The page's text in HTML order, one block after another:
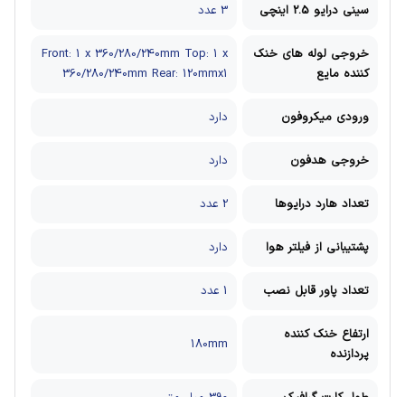
سینی درایو 2.5 اینچی 3 عدد
خروجی لوله های خنک
کننده مایع
Front: 1 x 360/280/240mm Top: 1 x
360/280/240mm Rear: 120mmx1
ورودی میکروفون دارد
خروجی هدفون دارد
تعداد هارد درایوها 2 عدد
پشتیبانی از فیلتر هوا دارد
تعداد پاور قابل نصب 1 عدد
ارتفاع خنک کننده
پردازنده
180mm